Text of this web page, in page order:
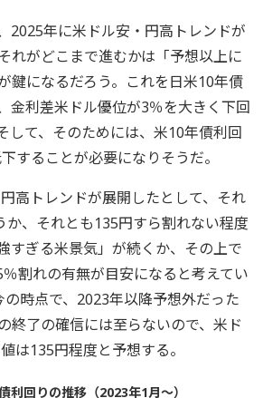
2025年に米ドル安・円高トレンドが
れがどこまで進むかは「予想以上に
鍵になるだろう。これを日米10年債
金利差米ドル優位が3％を大きく下回
して、そのためには、米10年債利回
することが必要になりそうだ。
高トレンドが展開したとして、それ
か、それとも135円すら割れない程度
すぎる米景気」が続くか、その上で
割れの有無が目安になると考えてい
時点で、2023年以降予想外だった
終了の確信には至らないので、米ド
は135円程度と予想する。
利回りの推移（2023年1月～）